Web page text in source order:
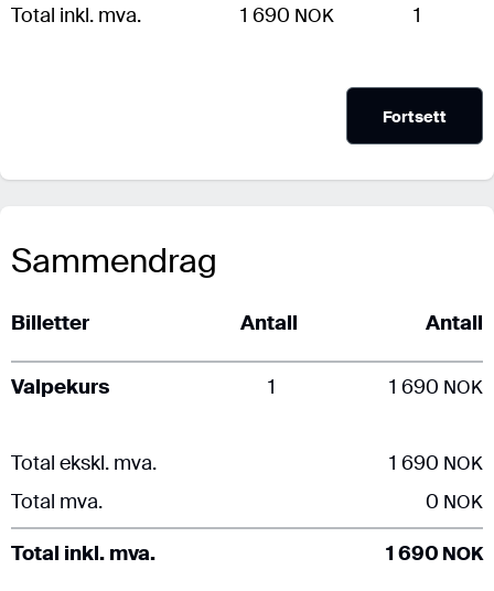
Total inkl. mva. 1 690 NOK 1
Fortsett
Sammendrag
Billetter Antall Antall
Valpekurs 1 1 690 NOK
Total ekskl. mva. 1 690 NOK
Total mva. 0 NOK
Total inkl. mva. 1 690 NOK